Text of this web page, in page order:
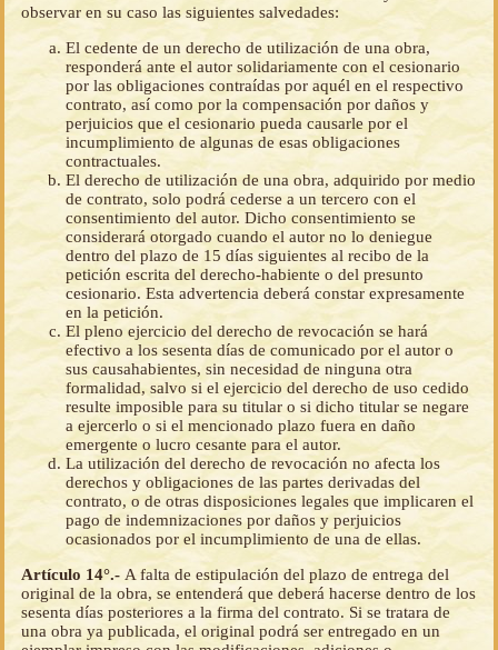
observar en su caso las siguientes salvedades:
El cedente de un derecho de utilización de una obra,
responderá ante el autor solidariamente con el cesionario
por las obligaciones contraídas por aquél en el respectivo
contrato, así como por la compensación por daños y
perjuicios que el cesionario pueda causarle por el
incumplimiento de algunas de esas obligaciones
contractuales.
El derecho de utilización de una obra, adquirido por medio
de contrato, solo podrá cederse a un tercero con el
consentimiento del autor. Dicho consentimiento se
considerará otorgado cuando el autor no lo deniegue
dentro del plazo de 15 días siguientes al recibo de la
petición escrita del derecho-habiente o del presunto
cesionario. Esta advertencia deberá constar expresamente
en la petición.
El pleno ejercicio del derecho de revocación se hará
efectivo a los sesenta días de comunicado por el autor o
sus causahabientes, sin necesidad de ninguna otra
formalidad, salvo si el ejercicio del derecho de uso cedido
resulte imposible para su titular o si dicho titular se negare
a ejercerlo o si el mencionado plazo fuera en daño
emergente o lucro cesante para el autor.
La utilización del derecho de revocación no afecta los
derechos y obligaciones de las partes derivadas del
contrato, o de otras disposiciones legales que implicaren el
pago de indemnizaciones por daños y perjuicios
ocasionados por el incumplimiento de una de ellas.
Artículo 14°.- A falta de estipulación del plazo de entrega del
original de la obra, se entenderá que deberá hacerse dentro de los
sesenta días posteriores a la firma del contrato. Si se tratara de
una obra ya publicada, el original podrá ser entregado en un